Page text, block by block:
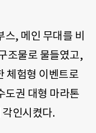
, 메인 무대를 비
조물로 물들였고,
체험형 이벤트로
도권 대형 마라톤
인시켰다.